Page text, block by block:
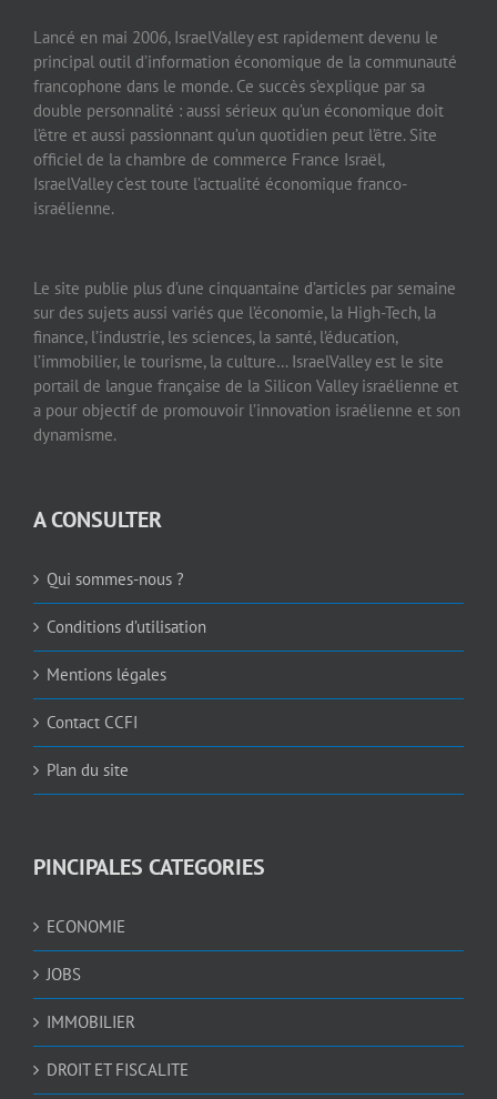
Lancé en mai 2006, IsraelValley est rapidement devenu le
principal outil d’information économique de la communauté
francophone dans le monde. Ce succès s’explique par sa
double personnalité : aussi sérieux qu’un économique doit
l’être et aussi passionnant qu’un quotidien peut l’être. Site
officiel de la chambre de commerce France Israël,
IsraelValley c’est toute l’actualité économique franco-
israélienne.
Le site publie plus d’une cinquantaine d’articles par semaine
sur des sujets aussi variés que l’économie, la High-Tech, la
finance, l’industrie, les sciences, la santé, l’éducation,
l’immobilier, le tourisme, la culture… IsraelValley est le site
portail de langue française de la Silicon Valley israélienne et
a pour objectif de promouvoir l’innovation israélienne et son
dynamisme.
A CONSULTER
Qui sommes-nous ?
Conditions d’utilisation
Mentions légales
Contact CCFI
Plan du site
PINCIPALES CATEGORIES
ECONOMIE
JOBS
IMMOBILIER
DROIT ET FISCALITE